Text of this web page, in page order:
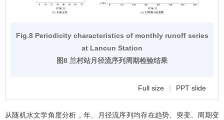
Fig.8 Periodicity characteristics of monthly runoff series
at Lancun Station
图8 兰村站月径流序列周期检验结果
Full size | PPT slide
从随机水文学角度分析，年、月径流序列均存在趋势、突变、周期变